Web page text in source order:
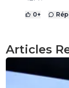
0+
Articles